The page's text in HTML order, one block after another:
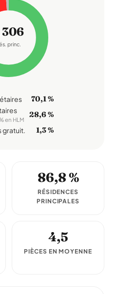
306
princ.
70,1 %
en HLM
28,6 %
gratuit. 1,3 %
86,8 %
RÉSIDENCES
PRINCIPALES
4,5
PIÈCES EN MOYENNE